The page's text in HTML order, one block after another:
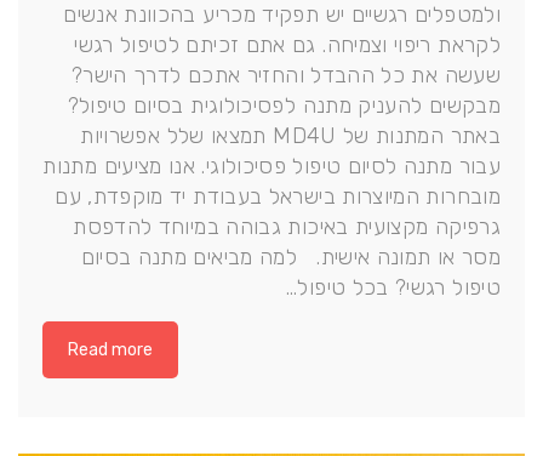
ולמטפלים רגשיים יש תפקיד מכריע בהכוונת אנשים
לקראת ריפוי וצמיחה. גם אתם זכיתם לטיפול רגשי
שעשה את כל ההבדל והחזיר אתכם לדרך הישר?
מבקשים להעניק מתנה לפסיכולוגית בסיום טיפול?
באתר המתנות של MD4U תמצאו שלל אפשרויות
עבור מתנה לסיום טיפול פסיכולוגי. אנו מציעים מתנות
מובחרות המיוצרות בישראל בעבודת יד מוקפדת, עם
גרפיקה מקצועית באיכות גבוהה במיוחד להדפסת
מסר או תמונה אישית. למה מביאים מתנה בסיום
טיפול רגשי? בכל טיפול…
Read more